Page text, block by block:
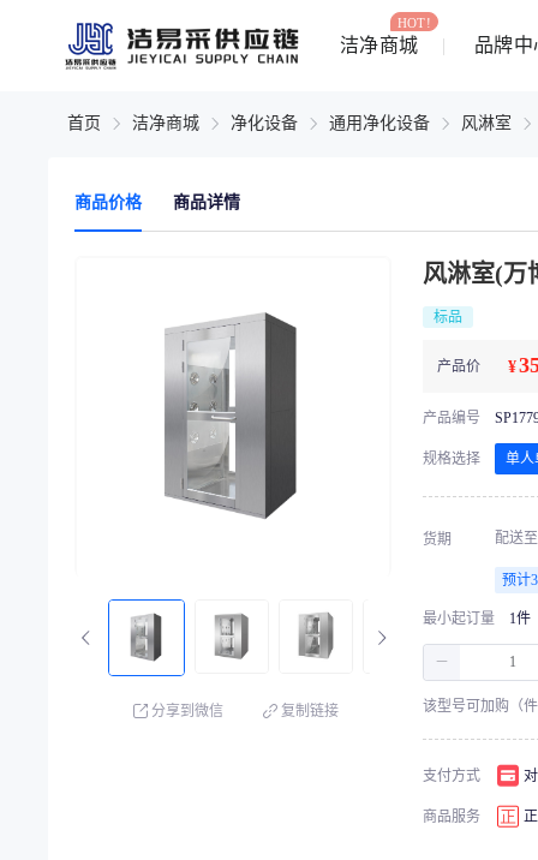
洁净商城
HOT!
品牌中
首页 洁净商城 净化设备 通用净化设备 风淋室
商品价格 商品详情
分享到微信 复制链接
风淋室(万
标品
产品价 ¥
产品编号
规格选择 单人
货期 配送至
预计
最小起订量 1件
－
该型号可加购（
支付方式
商品服务